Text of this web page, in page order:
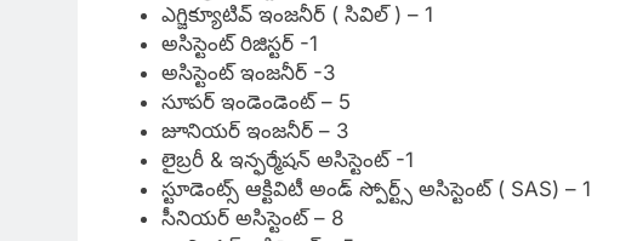
ఎగ్జిక్యూటివ్ ఇంజనీర్ ( సివిల్ ) – 1
అసిస్టెంట్ రిజిస్టర్ -1
అసిస్టెంట్ ఇంజనీర్ -3
సూపర్ ఇండెండెంట్ – 5
జూనియర్ ఇంజనీర్ – 3
లైబ్రరీ & ఇన్ఫర్మేషన్ అసిస్టెంట్ -1
స్టూడెంట్స్ ఆక్టివిటీ అండ్ స్పోర్ట్స్ అసిస్టెంట్ ( SAS) – 1
సీనియర్ అసిస్టెంట్ – 8